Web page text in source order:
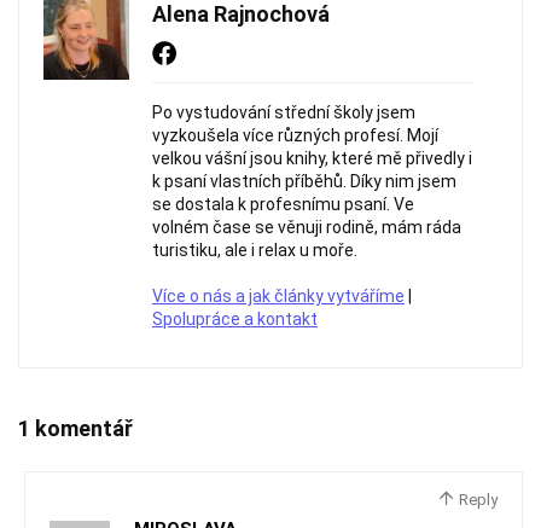
Alena Rajnochová
Po vystudování střední školy jsem
vyzkoušela více různých profesí. Mojí
velkou vášní jsou knihy, které mě přivedly i
k psaní vlastních příběhů. Díky nim jsem
se dostala k profesnímu psaní. Ve
volném čase se věnuji rodině, mám ráda
turistiku, ale i relax u moře.
Více o nás a jak články vytváříme
Spolupráce a kontakt
1 komentář
Reply